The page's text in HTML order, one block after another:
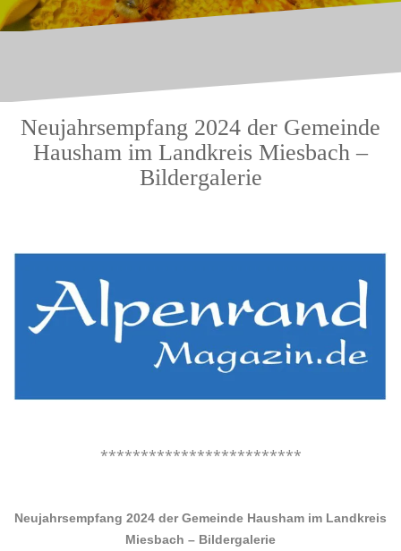
Neujahrsempfang 2024 der Gemeinde
Hausham im Landkreis Miesbach –
Bildergalerie
*************************
Neujahrsempfang 2024 der Gemeinde Hausham im Landkreis
Miesbach – Bildergalerie